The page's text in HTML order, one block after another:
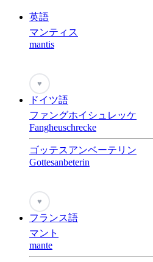
英語
マンティス
mantis
♥
ドイツ語
ファングホイシュレッケ
Fangheuschrecke
ゴッテスアンベーテリン
Gottesanbeterin
♥
フランス語
マント
mante